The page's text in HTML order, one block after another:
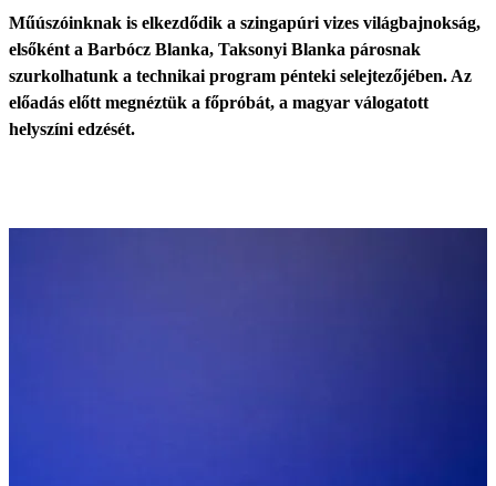
Műúszóinknak is elkezdődik a szingapúri vizes világbajnokság,
elsőként a Barbócz Blanka, Taksonyi Blanka párosnak
szurkolhatunk a technikai program pénteki selejtezőjében. Az
előadás előtt megnéztük a főpróbát, a magyar válogatott
helyszíni edzését.